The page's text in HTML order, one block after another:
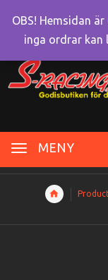
MENY
OBS! Hemsidan
inga ordrar kan